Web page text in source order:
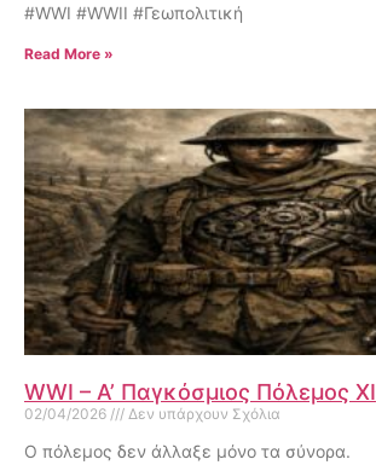
#WWI #WWII #Γεωπολιτική
Read More »
WWI – Α’ Παγκόσμιος Πόλεμος XI
02/04/2026 Δεν υπάρχουν Σχόλια
Ο πόλεμος δεν άλλαξε μόνο τα σύνορα.